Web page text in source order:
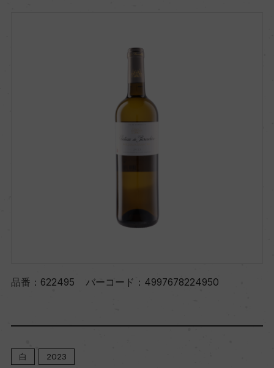
品番： 622495 バーコード： 4997678224950
白 2023